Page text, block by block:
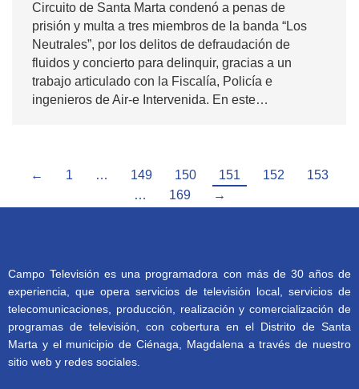
Circuito de Santa Marta condenó a penas de
prisión y multa a tres miembros de la banda “Los
Neutrales”, por los delitos de defraudación de
fluidos y concierto para delinquir, gracias a un
trabajo articulado con la Fiscalía, Policía e
ingenieros de Air-e Intervenida. En este…
← 1 … 149 150 151 152
153
…
169 →
Campo Televisión es una programadora con más de 30 años de
experiencia, que opera servicios de televisión local, servicios de
telecomunicaciones, producción, realización y comercialización de
programas de televisión, con cobertura en el Distrito de Santa
Marta y el municipio de Ciénaga, Magdalena a través de nuestro
sitio web y redes sociales.